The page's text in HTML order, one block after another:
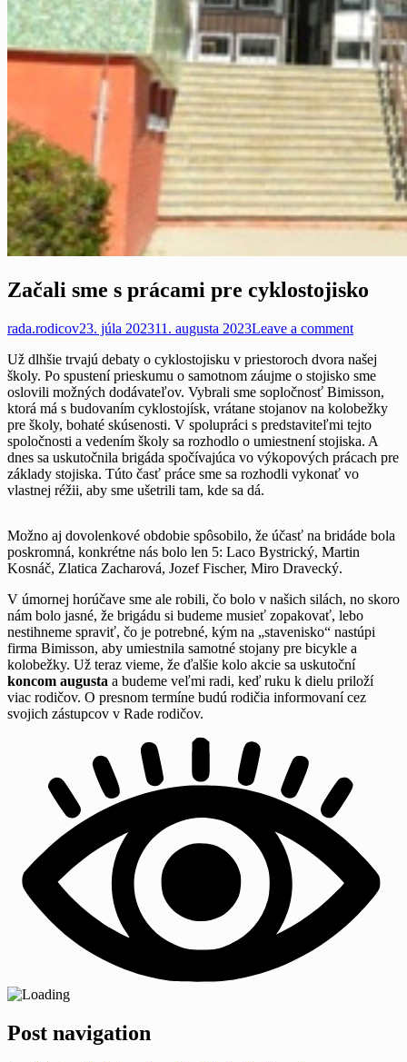
Začali sme s prácami pre cyklostojisko
rada.rodicov23. júla 202311. augusta 2023Leave a comment
Už dlhšie trvajú debaty o cyklostojisku v priestoroch dvora našej
školy. Po spustení prieskumu o samotnom záujme o stojisko sme
oslovili možných dodávateľov. Vybrali sme sopločnosť Bimisson,
ktorá má s budovaním cyklostojísk, vrátane stojanov na kolobežky
pre školy, bohaté skúsenosti. V spolupráci s predstaviteľmi tejto
spoločnosti a vedením školy sa rozhodlo o umiestnení stojiska. A
dnes sa uskutočnila brigáda spočívajúca vo výkopových prácach pre
základy stojiska. Túto časť práce sme sa rozhodli vykonať vo
vlastnej réžii, aby sme ušetrili tam, kde sa dá.
Možno aj dovolenkové obdobie spôsobilo, že účasť na bridáde bola
poskromná, konkrétne nás bolo len 5: Laco Bystrický, Martin
Kosnáč, Zlatica Zacharová, Jozef Fischer, Miro Dravecký.
V úmornej horúčave sme ale robili, čo bolo v našich silách, no skoro
nám bolo jasné, že brigádu si budeme musieť zopakovať, lebo
nestihneme spraviť, čo je potrebné, kým na „stavenisko“ nastúpi
firma Bimisson, aby umiestnila samotné stojany pre bicykle a
kolobežky. Už teraz vieme, že ďalšie kolo akcie sa uskutoční
koncom augusta a budeme veľmi radi, keď ruku k dielu priloží
viac rodičov. O presnom termíne budú rodičia informovaní cez
svojich zástupcov v Rade rodičov.
Post navigation